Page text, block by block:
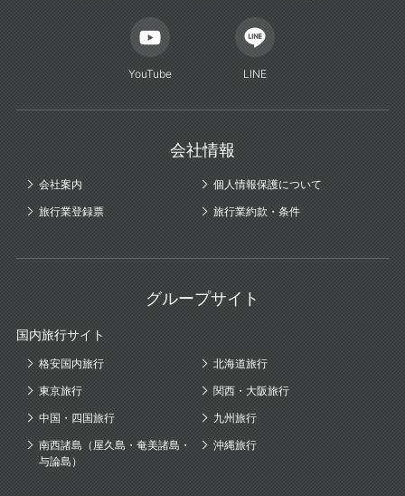
YouTube LINE
会社情報
会社案内
個人情報保護について
旅行業登録票
旅行業約款・条件
グループサイト
国内旅行サイト
格安国内旅行
北海道旅行
東京旅行
関西・大阪旅行
中国・四国旅行
九州旅行
南西諸島（屋久島・奄美諸島・
与論島）
沖縄旅行